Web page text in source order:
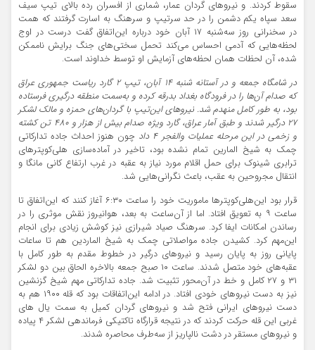
سقوط کردند. و نیروهای گردان عمار، شماری از افسران رده بالای تیپ سیف
سعد سپاه یکم دشمن را در حد سرتیپ و سرهنگ به اسارت گرفتند که همت
در سخنرانی روز سه‌شنبه ۱۷ آبان خود درباره این‌اتفاق گفت درست در اوج
لحظه‌هایی که آدمی احساس می‌کند تحمل سختی‌های جنگ برایش ناممکن
شده، آن لحظات همان لحظه‌های آزمایش او توسط خداوند است.
در شامگاه جمعه و در آستانه شنبه ۱۴ آبان، تیپ ۲ گارد ریاست جمهوری عراق
که صدام آن‌ها را در فرودگاه بغداد بدرقه کرده و به‌سمت منطقه درگیری فرستاده
بود، به طور کامل منهدم شد. نیروهای این‌تیپ با گردان‌های حمزه و مالک لشکر
۲۷ درگیر شدند و طبق آمار عراق، گارد ویژه صدام بیش از هزار و ۴۸۰ تن کشته
و زخمی در این مرحله عملیات والفجر ۴ داد
چون هنوز احداث جاده تدارکاتی
چمک به شیخ المارین تمام نشده بود، تاخیر در آماده‌سازی هلی‌کوپترهای
ترابری شینوک برای حمل اقلام مورد نیاز به عقبه در غرب ارتفاع کانی مانگا و
انتقال مجروحین به عقب، باعث نگرانی‌هایی شد.
قرار بود این‌هلی‌کوپترها ماموریت خود را ساعت ۶:۳۰ آغاز کنند که این‌اتفاق تا
ساعت ۹ به تعویق افتاد. اما از آن‌ساعت به بعد، هوانیروز نقش موثری را در
رساندن امکانات ایفا کرد. سرهنگ صیاد شیرازی نیز کوشش زیادی برای انجام
این‌مهم کرد. کشیدن جاده مواصلاتی چمک به شیخ الماردین هم تا ساعات
پایانی روز به پایان رسید و نیروهای درگیر در خطوط مقدم به طور کامل با
عقبه‌های خود متصل شدند. ساعت ۱۰ صبح جمعه بالاخره الحاق بین دو لشکر
۳۱ و ۲۷ کامل و خط در آن‌محور تثبیت شد. جاده تدارکاتی مهم شیخ گزنشین
نیز به دست نیروهای خودی افتاد. در ادامه این‌اتفاقات بود که قله ۱۹۰۰ هم به
دست نیروهای ایرانی فتح شد و نیروهای گردان کمیل به سمت یال های
غربی این قله حرکت کردند که در نتیجه قرارگاه تاکتیکی فرماندهی لشکر ۴ پیاده
و نیروهای مستقر در دشت نالپاریز از سه‌طرف محاصره شدند.